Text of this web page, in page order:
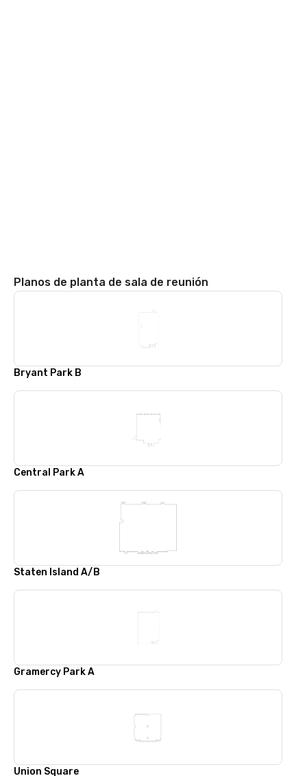
Planos de planta de sala de reunión
Bryant Park B
Central Park A
Staten Island A/B
Gramercy Park A
Union Square